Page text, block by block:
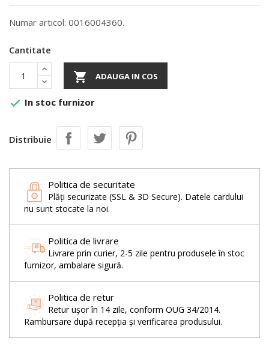
Numar articol: 0016004360.
Cantitate
 ADAUGA IN COS
 In stoc furnizor
Distribuie
Politica de securitate
Plăți securizate (SSL & 3D Secure). Datele cardului
nu sunt stocate la noi.
Politica de livrare
Livrare prin curier, 2-5 zile pentru produsele în stoc
furnizor, ambalare sigură.
Politica de retur
Retur ușor în 14 zile, conform OUG 34/2014.
Rambursare după recepția și verificarea produsului.